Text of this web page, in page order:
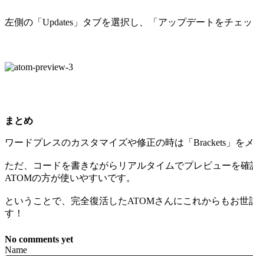
左側の「Updates」タブを選択し、「アップデートをチェ
まとめ
ワードプレスのカスタマイズや修正の時は「Brackets」
ただ、コードを書きながらリアルタイムでプレビューを
ATOMの方が使いやすいです。
ということで、完全復活したATOMさんにこれからもお
す！
No comments yet
Name